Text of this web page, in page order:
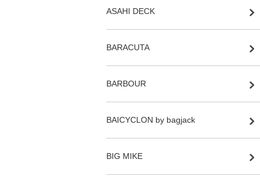
ASAHI DECK
BARACUTA
BARBOUR
BAICYCLON by bagjack
BIG MIKE